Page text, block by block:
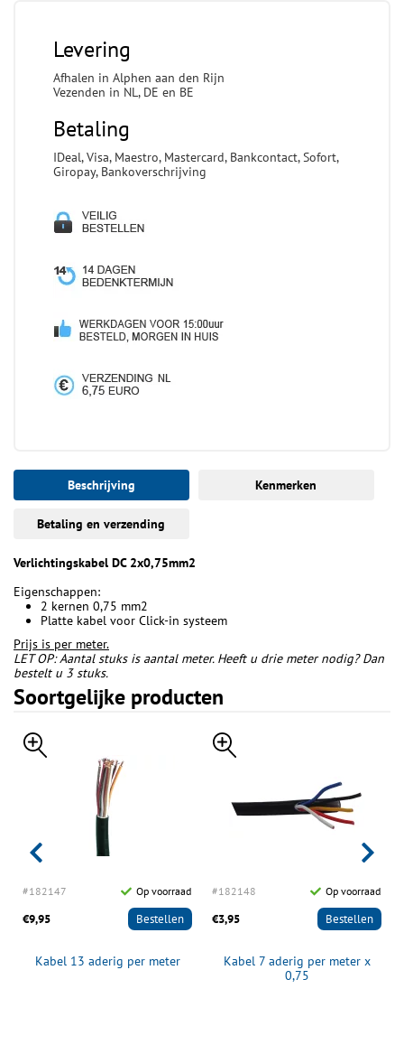
Levering
Afhalen in Alphen aan den Rijn
Vezenden in NL, DE en BE
Betaling
IDeal, Visa, Maestro, Mastercard, Bankcontact, Sofort,
Giropay, Bankoverschrijving
Beschrijving Kenmerken
Betaling en verzending
Verlichtingskabel DC 2x0,75mm2
Eigenschappen:
2 kernen 0,75 mm2
Platte kabel voor Click-in systeem
Prijs is per meter.
LET OP: Aantal stuks is aantal meter. Heeft u drie meter nodig? Dan
bestelt u 3 stuks.
Soortgelijke producten
#182147 Op voorraad
€9,95 Bestellen
Kabel 13 aderig per meter
#182148 Op voorraad
€3,95 Bestellen
Kabel 7 aderig per meter x
0,75